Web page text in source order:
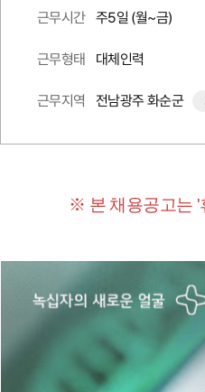
근무시간 주5일 (월~금)
근무형태 대체인력
근무지역 전남광주 화순군
※ 본 채용공고는 '